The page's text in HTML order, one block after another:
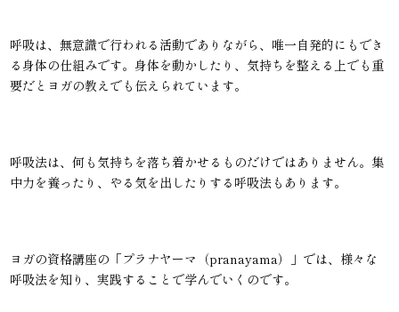
呼吸は、無意識で行われる活動でありながら、唯一自発的にもでき
る身体の仕組みです。身体を動かしたり、気持ちを整える上でも重
要だとヨガの教えでも伝えられています。
呼吸法は、何も気持ちを落ち着かせるものだけではありません。集
中力を養ったり、やる気を出したりする呼吸法もあります。
ヨガの資格講座の「プラナヤーマ（pranayama）」では、様々な
呼吸法を知り、実践することで学んでいくのです。